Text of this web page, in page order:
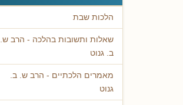
הלכות שבת
שאלות ותשובות בהלכה - הרב ש.
ב. גנוט
מאמרים הלכתיים - הרב ש. ב.
גנוט